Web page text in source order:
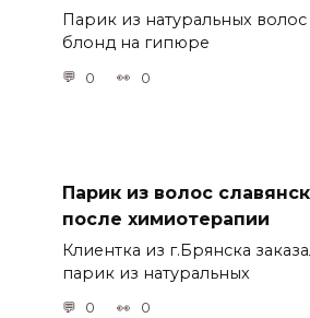
Парик из натуральных волос
блонд на гипюре
0 0
Парик из волос
после химиотерапии
Клиентка из г.Брянска
парик из натуральных
0 0